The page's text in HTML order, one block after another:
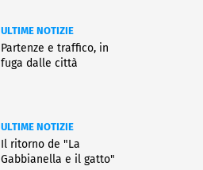
ULTIME NOTIZIE
Partenze e traffico, in
fuga dalle città
ULTIME NOTIZIE
Il ritorno de "La
Gabbianella e il gatto"